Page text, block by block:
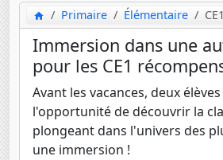
Primaire Élémentaire CE1
Immersion dans une
pour les CE1
Avant les vacances, deux
l'opportunité de découvrir la
plongeant dans l'univers des
une immersion !